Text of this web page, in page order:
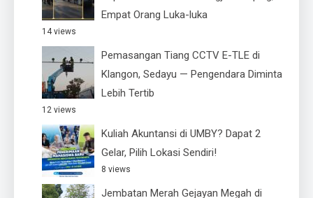
Empat Orang Luka-luka
14 views
Pemasangan Tiang CCTV E-TLE di
Klangon, Sedayu — Pengendara Diminta
Lebih Tertib
12 views
Kuliah Akuntansi di UMBY? Dapat 2
Gelar, Pilih Lokasi Sendiri!
8 views
Jembatan Merah Gejayan Megah di